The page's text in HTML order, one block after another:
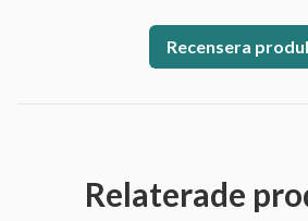
Recensera
Relaterade